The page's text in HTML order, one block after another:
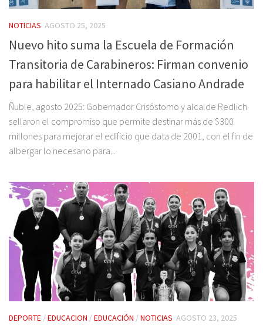
NOTICIAS AGOSTO 25, 2025
Nuevo hito suma la Escuela de Formación
Transitoria de Carabineros: Firman convenio
para habilitar el Internado Casiano Andrade
Ñuble, agosto 2025: Gobernador Crisóstomo y alcalde Redlich
sellaron el compromiso que permite destinar más de $300
millones para mejorar el edificio que data de 2001, con el fin de
albergar lo necesario para...
DEPORTE /EDUCACION /EDUCACIÓN /NOTICIAS AGOSTO 23, 2025